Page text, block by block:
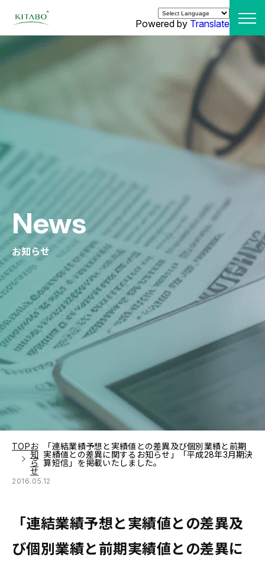
Powered by Translate
News
お知らせ
TOPお
知
ら
せ
「連結業績予想と実績値との差異及び個別業績と前期
実績値との差異に関するお知らせ」「平成28年3月期決
算短信」を掲載いたしました。
2016.05.12
「連結業績予想と実績値との差異及
び個別業績と前期実績値との差異に